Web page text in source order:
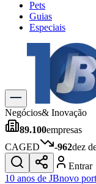
Pets
Guias
Especiais
Explore Tudo
Últimas Notícias
Previsão do
Trânsito e Rotas
Dia a Dia & Lazer
Gastronomia
Cinema &
JogosNovo
Para Sua Empresa
Negócios& Inovação
89.100empresas
CAGED
-962dez
Entrar
10 anos de JBnovo